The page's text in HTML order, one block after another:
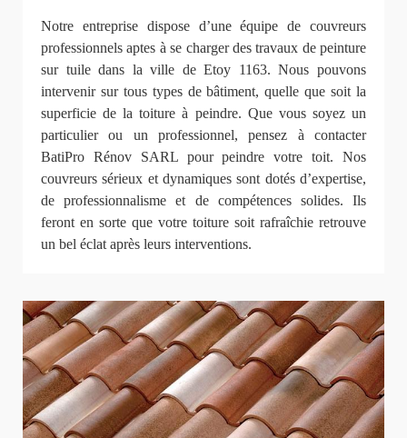
Notre entreprise dispose d’une équipe de couvreurs
professionnels aptes à se charger des travaux de peinture
sur tuile dans la ville de Etoy 1163. Nous pouvons
intervenir sur tous types de bâtiment, quelle que soit la
superficie de la toiture à peindre. Que vous soyez un
particulier ou un professionnel, pensez à contacter
BatiPro Rénov SARL pour peindre votre toit. Nos
couvreurs sérieux et dynamiques sont dotés d’expertise,
de professionnalisme et de compétences solides. Ils
feront en sorte que votre toiture soit rafraîchie retrouve
un bel éclat après leurs interventions.